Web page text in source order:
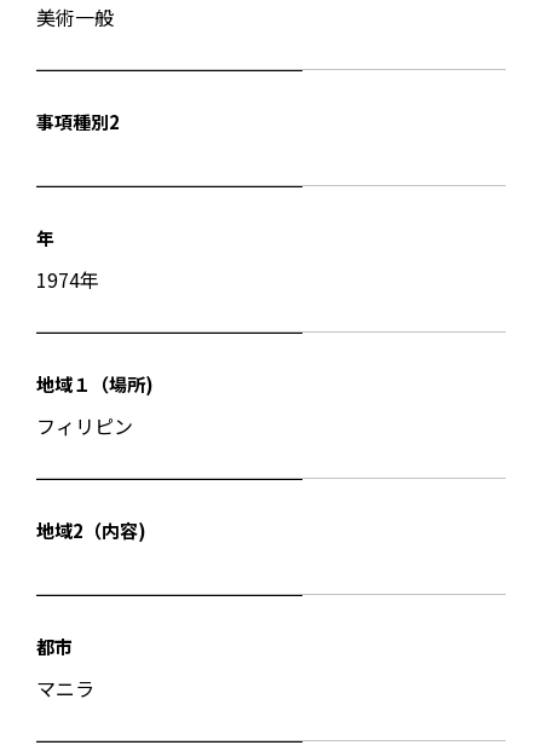
美術一般
事項種別2
年
1974年
地域１（場所)
フィリピン
地域2（内容)
都市
マニラ